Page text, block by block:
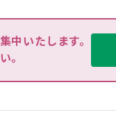
中いたします。
。